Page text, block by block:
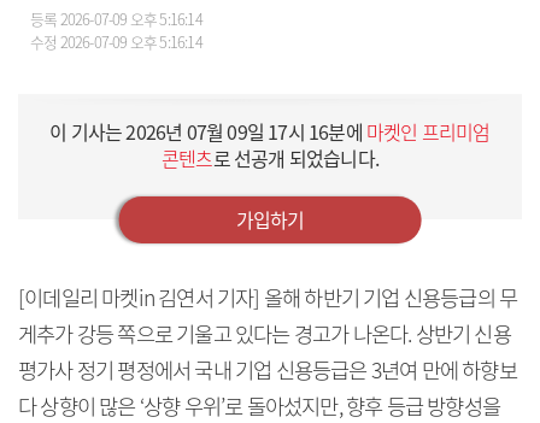
등록2026-07-09 오후 5:16:14
수정 2026-07-09 오후 5:16:14
이 기사는2026년 07월 09일 17시 16분에 마켓인 프리미엄
콘텐츠로 선공개 되었습니다.
가입하기
[이데일리 마켓in 김연서 기자] 올해 하반기 기업 신용등급의 무
게추가 강등 쪽으로 기울고 있다는 경고가 나온다. 상반기 신용
평가사 정기 평정에서 국내 기업 신용등급은 3년여 만에 하향보
다 상향이 많은 ‘상향 우위’로 돌아섰지만, 향후 등급 방향성을